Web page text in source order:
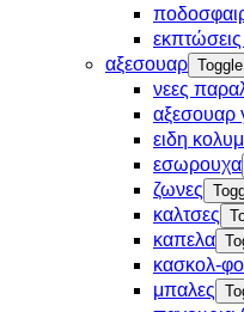
αξεσουαρ Toggle
νεες
αξεσουαρ
ειδη
εσωρουχα
ζωνες
καλτσες
καπελα
κασκολ-
μπαλες